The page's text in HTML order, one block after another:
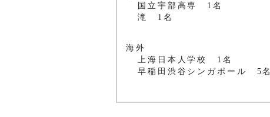
国立宇部高専 1名
滝 1名
海外
上海日本人学校 1名
早稲田渋谷シンガポール 5名